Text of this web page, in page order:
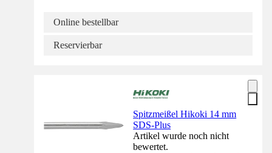
Online bestellbar
Reservierbar
Spitzmeißel Hikoki 14 mm
SDS-Plus
Artikel wurde noch nicht
bewertet.